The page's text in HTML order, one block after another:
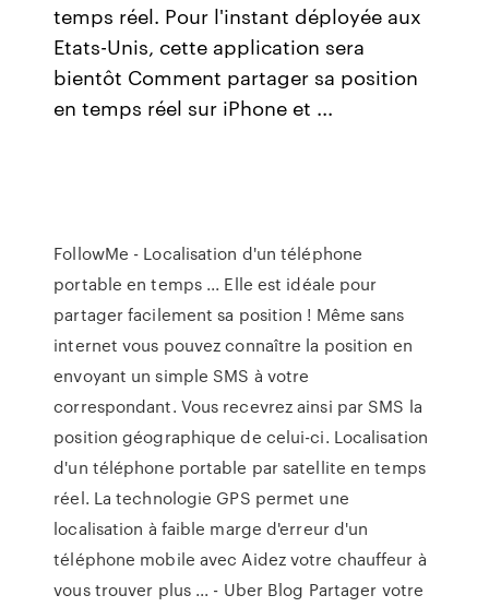
temps réel. Pour l'instant déployée aux
Etats-Unis, cette application sera
bientôt Comment partager sa position
en temps réel sur iPhone et ...
FollowMe - Localisation d'un téléphone
portable en temps ... Elle est idéale pour
partager facilement sa position ! Même sans
internet vous pouvez connaître la position en
envoyant un simple SMS à votre
correspondant. Vous recevrez ainsi par SMS la
position géographique de celui-ci. Localisation
d'un téléphone portable par satellite en temps
réel. La technologie GPS permet une
localisation à faible marge d'erreur d'un
téléphone mobile avec Aidez votre chauffeur à
vous trouver plus ... - Uber Blog Partager votre